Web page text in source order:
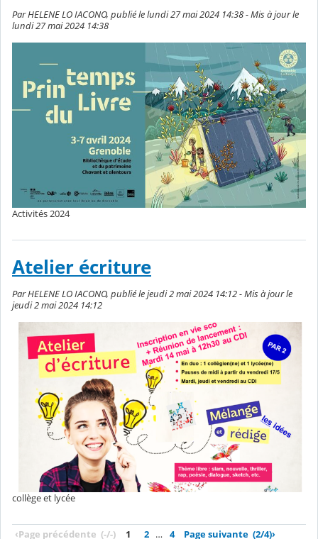
Par HELENE LO IACONO, publié le lundi 27 mai 2024 14:38 - Mis à jour le
lundi 27 mai 2024 14:38
Activités 2024
Atelier écriture
Par HELENE LO IACONO, publié le jeudi 2 mai 2024 14:12 - Mis à jour le
jeudi 2 mai 2024 14:12
collège et lycée
‹Page précédente (-/-) 1 2 … 4 Page suivante (2/4)›